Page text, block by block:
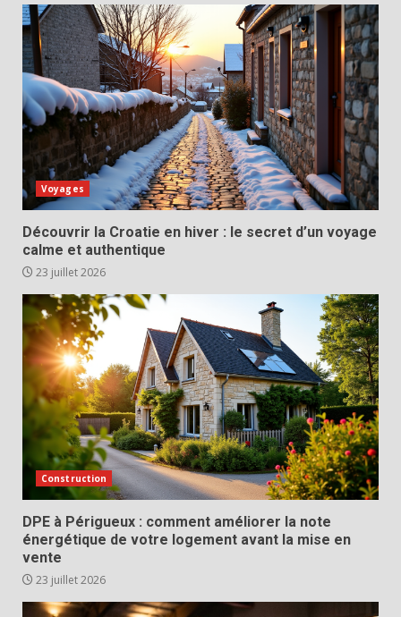
Voyages
Découvrir la Croatie en hiver : le secret d’un voyage
calme et authentique
23 juillet 2026
Construction
DPE à Périgueux : comment améliorer la note
énergétique de votre logement avant la mise en
vente
23 juillet 2026